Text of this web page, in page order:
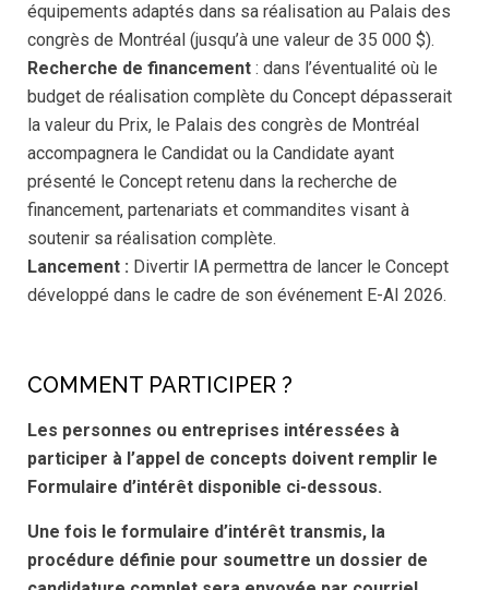
équipements adaptés dans sa réalisation au Palais des
congrès de Montréal (jusqu’à une valeur de 35 000 $).
Recherche de financement : dans l’éventualité où le
budget de réalisation complète du Concept dépasserait
la valeur du Prix, le Palais des congrès de Montréal
accompagnera le Candidat ou la Candidate ayant
présenté le Concept retenu dans la recherche de
financement, partenariats et commandites visant à
soutenir sa réalisation complète.
Lancement : Divertir IA permettra de lancer le Concept
développé dans le cadre de son événement E-AI 2026.
COMMENT PARTICIPER ?
Les personnes ou entreprises intéressées à
participer à l’appel de concepts doivent remplir le
Formulaire d’intérêt disponible ci-dessous.
Une fois le formulaire d’intérêt transmis, la
procédure définie pour soumettre un dossier de